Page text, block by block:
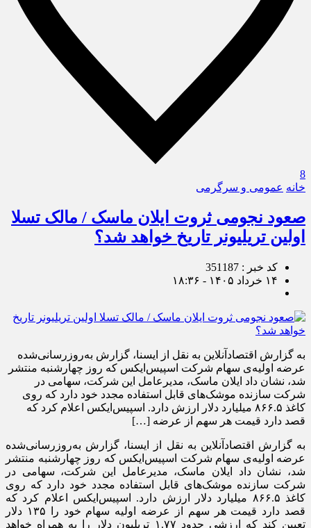
8
خانه عمومی و سرگرمی
صعود نجومی ثروت ایلان ماسک / مالک تسلا
اولین تریلیونر تاریخ خواهد شد؟
کد خبر : 351187
۱۴ خرداد ۱۴۰۵ - ۱۸:۳۶
به گزارش اقتصادآنلاین به نقل از ایسنا، گزارش به‌روزرسانی‌شده‌
عرضه‌ اولیه‌ی سهام شرکت اسپیس‌ایکس که روز چهارشنبه منتشر
شد، نشان داد ایلان ماسک، مدیرعامل این شرکت، سهامی در
شرکت سازنده‌ موشک‌های قابل استفاده‌ مجدد خود دارد که روی
کاغذ ۸۶۶.۵ میلیارد دلار ارزش دارد. اسپیس‌ایکس اعلام کرد که
قصد دارد قیمت هر سهم از عرضه‌ […]
به گزارش اقتصادآنلاین به نقل از ایسنا، گزارش به‌روزرسانی‌شده‌
عرضه‌ اولیه‌ی سهام شرکت اسپیس‌ایکس که روز چهارشنبه منتشر
شد، نشان داد ایلان ماسک، مدیرعامل این شرکت، سهامی در
شرکت سازنده‌ موشک‌های قابل استفاده‌ مجدد خود دارد که روی
کاغذ ۸۶۶.۵ میلیارد دلار ارزش دارد. اسپیس‌ایکس اعلام کرد که
قصد دارد قیمت هر سهم از عرضه‌ اولیه‌ سهام خود را ۱۳۵ دلار
تعیین کند که ارزشی حدود ۱.۷۷ تریلیون دلار را به همراه خواهد